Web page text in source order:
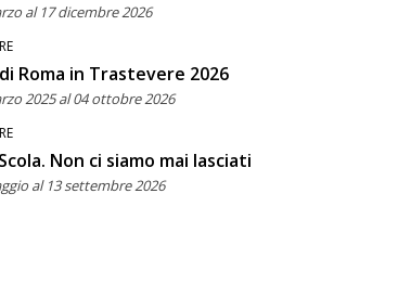
al 17 dicembre 2026
Roma in Trastevere 2026
2025 al 04 ottobre 2026
Non ci siamo mai lasciati
al 13 settembre 2026